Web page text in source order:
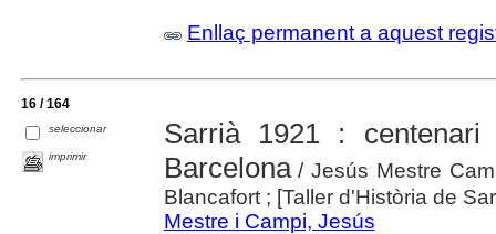
Enllaç permanent a aquest
16 / 164
seleccionar
imprimir
Sarrià 1921 :
Barcelona/ Jesús Mestre
Blancafort ; [Taller d'Història de
Mestre i Campi, Jesús